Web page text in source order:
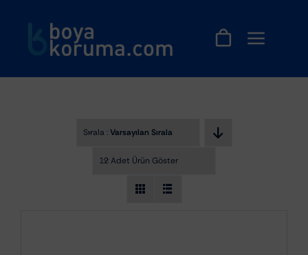
Sırala :Varsayılan Sıralama
12 Adet Ürün Göster